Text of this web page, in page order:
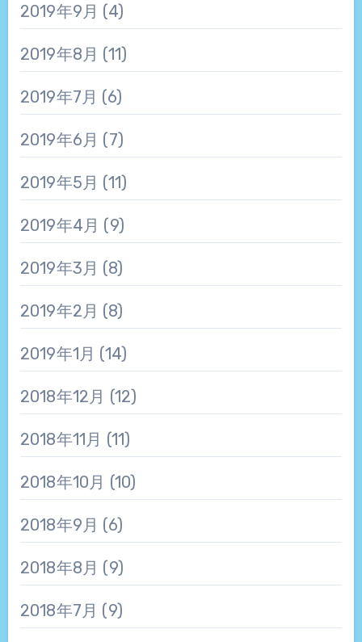
2019年9月 (4)
2019年8月 (11)
2019年7月 (6)
2019年6月 (7)
2019年5月 (11)
2019年4月 (9)
2019年3月 (8)
2019年2月 (8)
2019年1月 (14)
2018年12月 (12)
2018年11月 (11)
2018年10月 (10)
2018年9月 (6)
2018年8月 (9)
2018年7月 (9)